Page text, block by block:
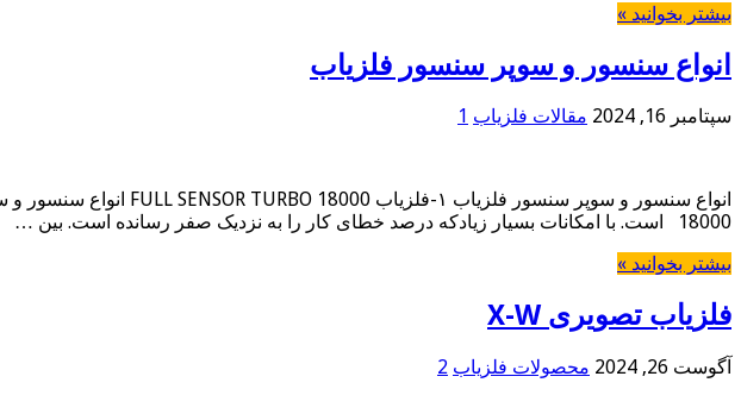
بیشتر بخوانید »
انواع سنسور و سوپر سنسور فلزیاب
سپتامبر 16, 2024 مقالات فلزیاب 1
18000 است. با امکانات بسیار زیادکه درصد خطای کار را به نزدیک صفر رسانده است. بین …
بیشتر بخوانید »
فلزیاب تصویری X-W
آگوست 26, 2024 محصولات فلزیاب 2